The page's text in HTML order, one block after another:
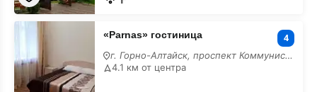
«Parnas»
гостиница
лучшие
«Parnas» гостиница 4
г. Горно-Алтайск, проспект Коммунистический, 190,
4.1 км от центра